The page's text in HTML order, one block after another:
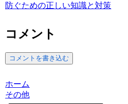
防ぐための正しい知識と対策
コメント
コメントを書き込む
ホーム
その他